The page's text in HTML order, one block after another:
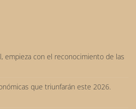
empieza con el reconocimiento de las
que triunfarán este 2026.